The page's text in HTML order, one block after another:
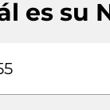
es su